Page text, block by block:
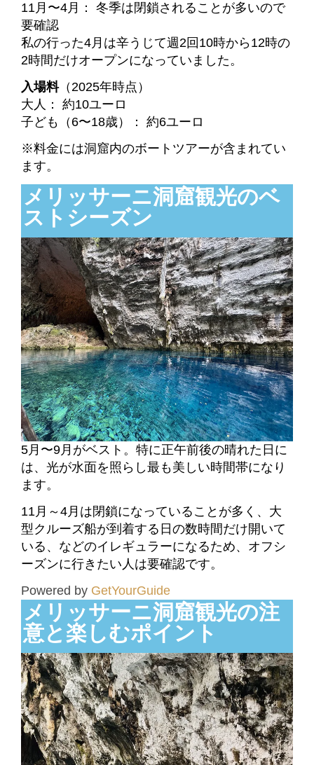
11月〜4月： 冬季は閉鎖されることが多いので
要確認
私の行った4月は辛うじて週2回10時から12時の
2時間だけオープンになっていました。
入場料（2025年時点）
大人： 約10ユーロ
子ども（6〜18歳）： 約6ユーロ
※料金には洞窟内のボートツアーが含まれてい
ます。
メリッサーニ洞窟観光のベ
ストシーズン
5月〜9月がベスト。特に正午前後の晴れた日に
は、光が水面を照らし最も美しい時間帯になり
ます。
11月～4月は閉鎖になっていることが多く、大
型クルーズ船が到着する日の数時間だけ開いて
いる、などのイレギュラーになるため、オフシ
ーズンに行きたい人は要確認です。
Powered by GetYourGuide
メリッサーニ洞窟観光の注
意と楽しむポイント